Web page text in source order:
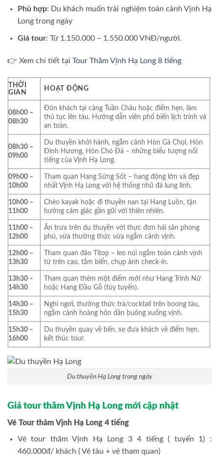
Phù hợp: Du khách muốn trải nghiệm toàn cảnh Vịnh Hạ
Long trong ngày
Giá tour: Từ 1.150.000 – 1.550.000 VNĐ/người.
👉 Xem chi tiết tại Tour Thăm Vịnh Hạ Long 8 tiếng
THỜI
GIAN
HOẠT ĐỘNG
08h00 –
08h30
Đón khách tại cảng Tuần Châu hoặc điểm hẹn, làm
thủ tục lên tàu. Hướng dẫn viên phổ biến lịch trình và
an toàn.
08h30 –
09h00
Du thuyền khởi hành, ngắm cảnh Hòn Gà Chọi, Hòn
Đỉnh Hương, Hòn Chó Đá – những biểu tượng nổi
tiếng của Vịnh Hạ Long.
09h00 –
10h00
Tham quan Hang Sửng Sốt – hang động lớn và đẹp
nhất Vịnh Hạ Long với hệ thống nhũ đá lung linh.
10h00 –
11h00
Chèo kayak hoặc đi thuyền nan tại Hang Luồn, tận
hưởng cảm giác gần gũi với thiên nhiên.
11h00 –
12h00
Ăn trưa trên du thuyền với thực đơn hải sản phong
phú, vừa thưởng thức vừa ngắm cảnh vịnh.
12h00 –
13h30
Tham quan đảo Titop – leo núi ngắm toàn cảnh vịnh
từ trên cao, tắm biển, chụp ảnh check-in.
13h30 –
14h30
Tham quan thêm một điểm mới như Hang Trinh Nữ
hoặc Hang Đầu Gỗ (tùy tuyến).
14h30 –
15h30
Nghỉ ngơi, thưởng thức trà/cocktail trên boong tàu,
ngắm cảnh hoàng hôn dần buông xuống vịnh.
15h30 –
16h00
Du thuyền quay về bến, xe đưa khách về điểm hẹn,
kết thúc tour.
Du thuyền Hạ Long trong ngày
Giá tour thăm Vịnh Hạ Long mới cập nhật
Vé Tour thăm Vịnh Hạ Long 4 tiếng
Vé tour thăm Vịnh Hạ Long 3 4 tiếng ( tuyến 1) :
460.000đ/ khách ( Vé tàu + vé tham quan)